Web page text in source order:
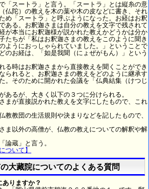
「スートラ」と言う。「スートラ」とは縦糸の意
仏陀）の教えを木の葉や木の皮などに書き、それ
め「スートラ」と呼ぶようになった。お経はお釈
ある。お釈迦さまは自分の教えを文字で残されて
が本当にお釈迦様が説かれた教えかどうかは分か
たちが「私はお釈迦さまの教えをこのように聞き
ようにおっしゃられていました。」ということで
のお経は、「如是我聞（にょぜがもん）」という
る時はお釈迦さまから直接教えを聞くことができ
られると、お釈迦さまの教えをどのように継承す
。そのために開かれた会議を「仏典結集（けつじ
あるが、大きく以下の３つに分けられる。
が直接説かれた教えを文字にしたもので、これ
教団の生活規則や決まりなどを記したもので、
以外の高僧が、仏教の教えについての解釈や解
と言う。
ついて】
大藏院についてのよくある質問
ありますか？